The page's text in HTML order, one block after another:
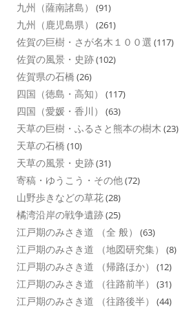
九州（薩南諸島） (91)
九州（鹿児島県） (261)
佐賀の巨樹・さが名木１００選 (117)
佐賀の風景・史跡(102)
佐賀県の石橋 (26)
四国（徳島・高知） (117)
四国（愛媛・香川） (63)
天草の巨樹・ふるさと熊本の樹木 (23)
天草の石橋 (10)
天草の風景・史跡(31)
寄稿・ゆうこう・その他(72)
山野歩きなどの草花(28)
橘湾沿岸の戦争遺跡(25)
江戸期のみさき道 （全 般） (63)
江戸期のみさき道 （地図研究集） (8)
江戸期のみさき道 （帰路ほか） (12)
江戸期のみさき道 （往路前半） (31)
江戸期のみさき道 （往路後半） (44)